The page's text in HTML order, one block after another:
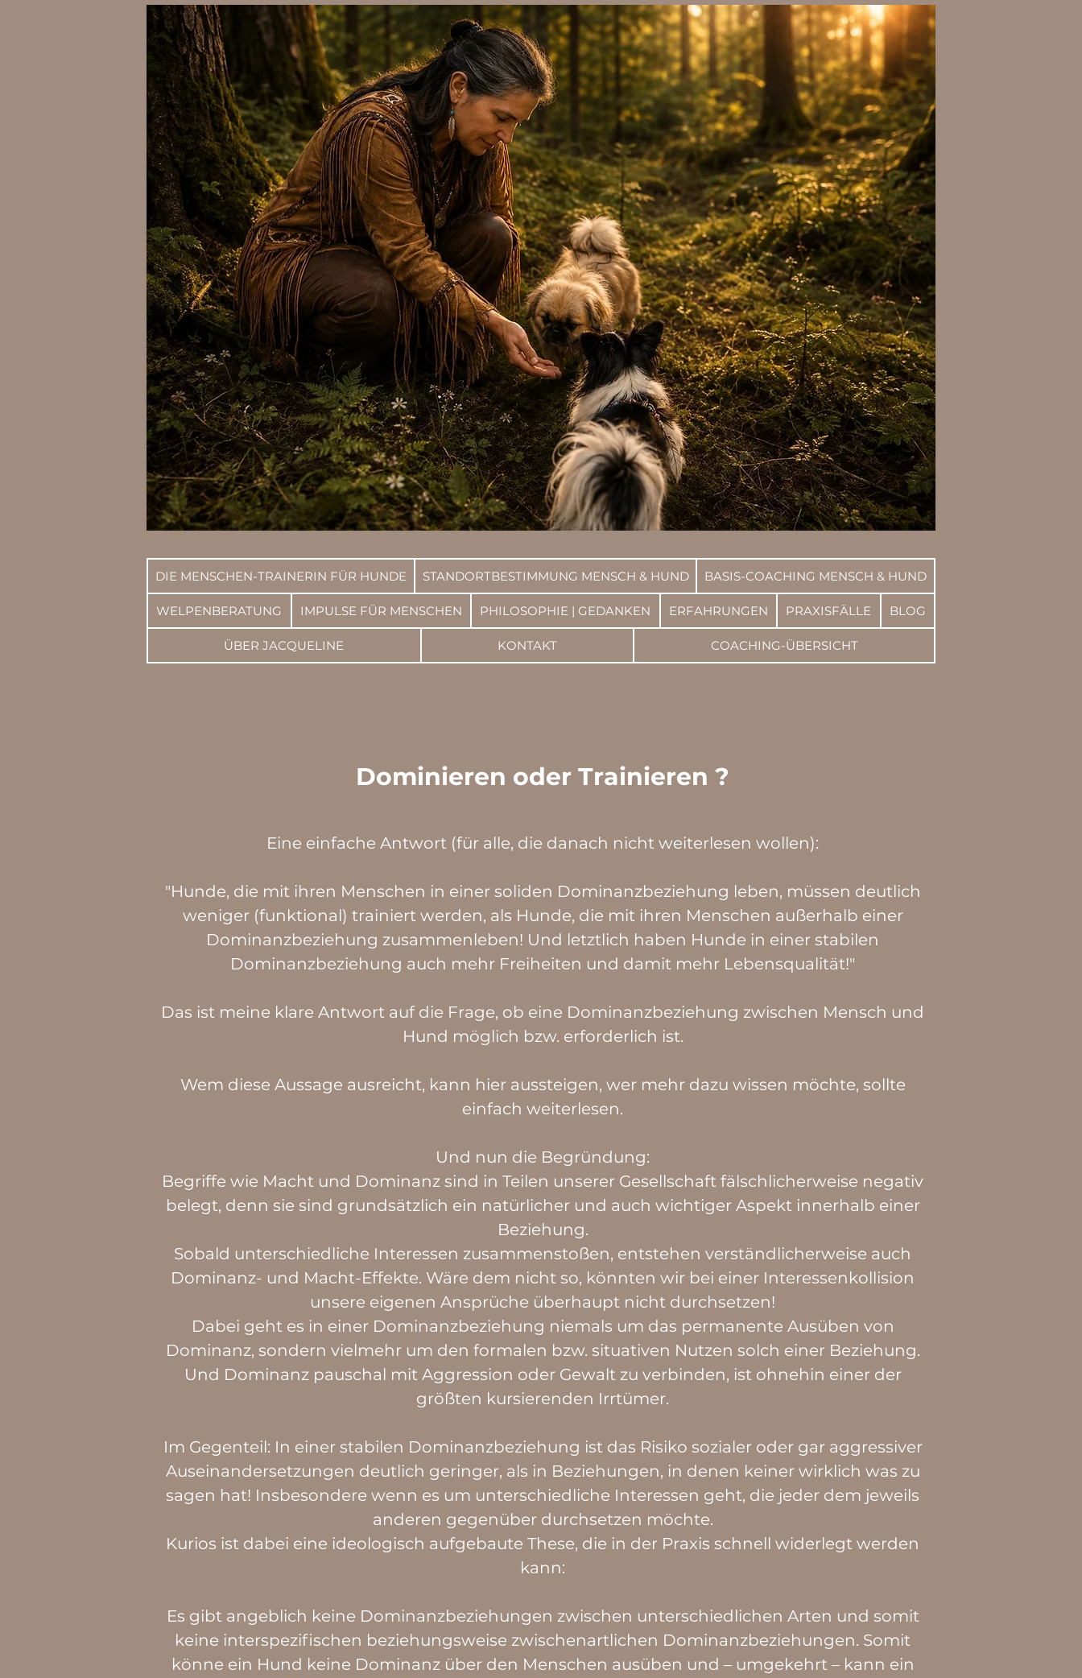
DIE MENSCHEN-TRAINERIN FÜR HUNDE STANDORTBESTIMMUNG MENSCH & HUND BASIS-COACHING MENSCH & HUND
WELPENBERATUNG IMPULSE FÜR MENSCHEN PHILOSOPHIE | GEDANKEN ERFAHRUNGEN PRAXISFÄLLE BLOG
ÜBER JACQUELINE KONTAKT COACHING-ÜBERSICHT
Dominieren oder Trainieren ?
Eine einfache Antwort (für alle, die danach nicht weiterlesen wollen):
"Hunde, die mit ihren Menschen in einer soliden Dominanzbeziehung leben, müssen deutlich
weniger (funktional) trainiert werden, als Hunde, die mit ihren Menschen außerhalb einer
Dominanzbeziehung zusammenleben! Und letztlich haben Hunde in einer stabilen
Dominanzbeziehung auch mehr Freiheiten und damit mehr Lebensqualität!"
Das ist meine klare Antwort auf die Frage, ob eine Dominanzbeziehung zwischen Mensch und
Hund möglich bzw. erforderlich ist.
Wem diese Aussage ausreicht, kann hier aussteigen, wer mehr dazu wissen möchte, sollte
einfach weiterlesen.
Und nun die Begründung:
Begriffe wie Macht und Dominanz sind in Teilen unserer Gesellschaft fälschlicherweise negativ
belegt, denn sie sind grundsätzlich ein natürlicher und auch wichtiger Aspekt innerhalb einer
Beziehung.
Sobald unterschiedliche Interessen zusammenstoßen, entstehen verständlicherweise auch
Dominanz- und Macht-Effekte. Wäre dem nicht so, könnten wir bei einer Interessenkollision
unsere eigenen Ansprüche überhaupt nicht durchsetzen!
Dabei geht es in einer Dominanzbeziehung niemals um das permanente Ausüben von
Dominanz, sondern vielmehr um den formalen bzw. situativen Nutzen solch einer Beziehung.
Und Dominanz pauschal mit Aggression oder Gewalt zu verbinden, ist ohnehin einer der
größten kursierenden Irrtümer.
Im Gegenteil: In einer stabilen Dominanzbeziehung ist das Risiko sozialer oder gar aggressiver
Auseinandersetzungen deutlich geringer, als in Beziehungen, in denen keiner wirklich was zu
sagen hat! Insbesondere wenn es um unterschiedliche Interessen geht, die jeder dem jeweils
anderen gegenüber durchsetzen möchte.
Kurios ist dabei eine ideologisch aufgebaute These, die in der Praxis schnell widerlegt werden
kann:
Es gibt angeblich keine Dominanzbeziehungen zwischen unterschiedlichen Arten und somit
keine interspezifischen beziehungsweise zwischenartlichen Dominanzbeziehungen. Somit
könne ein Hund keine Dominanz über den Menschen ausüben und – umgekehrt – kann ein